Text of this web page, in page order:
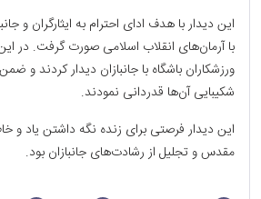
این دیدار با هدف ادای احترام به ایثارگران و
با آرمان‌های انقلاب اسلامی صورت گرفت. در
ورزشکاران باشگاه با جانبازان دیدار کردند و
شکیبایی آن‌ها قدردانی نمودند.
این دیدار فرصتی برای زنده نگه داشتن یاد
مقدس و تجلیل از رشادت‌های جانبازان بود.